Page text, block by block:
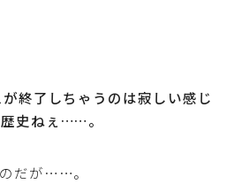
終了しちゃうのは寂しい感じ
史ねぇ……。
だが……。